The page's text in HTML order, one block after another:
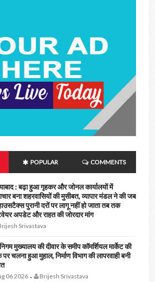
POPULAR COMMENTS
: बढ़ा हुआ गृहकर और जोनल कार्यालयों में
बना शहरवासियों की मुसीबत, व्यापार मंडल ने की जब
पुरानी दरों पर लागू नहीं हो जाता तब तक
अपडेट और राहत की जोरदार मांग
Srivastava
मुख्यालय की दीवार के समीप कॉमर्शियल मार्केट की
चलना हुआ मुहाल, निर्माण विभाग की लापरवाही बनी
06 2026- Brijesh Srivastava